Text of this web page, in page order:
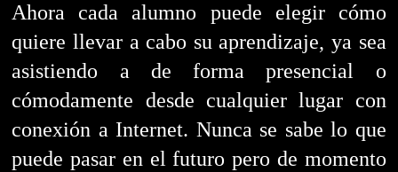
Ahora cada alumno puede elegir cómo
quiere llevar a cabo su aprendizaje, ya sea
asistiendo a de forma presencial o
cómodamente desde cualquier lugar con
conexión a Internet. Nunca se sabe lo que
puede pasar en el futuro pero de momento